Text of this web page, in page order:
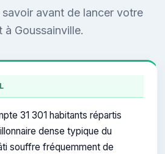
avant de lancer votre
à Goussainville.
31 301 habitants répartis
dense typique du
souffre fréquemment de